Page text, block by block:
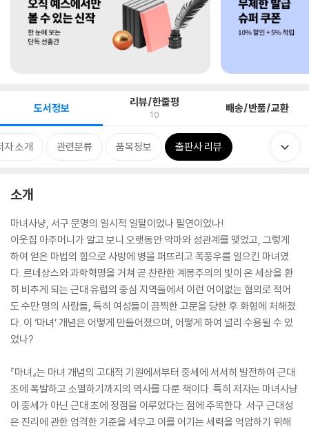
도서정보 리뷰/한줄평
10 배송/반품/교환
자 소개 관련분류 품목정보 출판사 리뷰
소개
마녀사냥, 서구 문명의 일시적 일탈이었나 필연이었나!
이웃집 아주머니가 알고 보니 오랫동안 악마와 성관계를 맺었고, 그렇게
하여 얻은 마법의 힘으로 사방에 병을 퍼뜨리고 폭풍우를 일으킨 마녀였
다. 르네상스와 과학혁명을 거쳐 곧 찬란한 계몽주의의 빛이 온 세상을 환
히 비추게 되는 근대 유럽의 중심 지역들에서 이런 어이없는 혐의로 적어
도 수만 명의 사람들, 특히 여성들이 끔찍한 고문을 당한 후 화형에 처해졌
다. 이 ‘마녀’ 개념은 어떻게 만들어졌으며, 어떻게 하여 널리 수용될 수 있
었나?
『마녀』는 마녀 개념의 고대적 기원에서부터 중세에 서서히 발전하여 근대
초에 폭발하고 소멸하기까지의 역사를 다룬 책이다. 특히 저자는 마녀사냥
이 중세가 아닌 근대 초에 정점을 이루었다는 점에 주목한다. 서구 근대성
은 진리에 관한 엄격한 기준을 세우고 이를 어기는 세력을 억압하기 위해